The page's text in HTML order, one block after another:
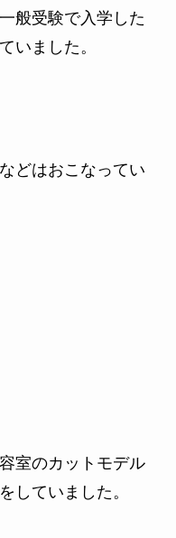
般受験で入学した
いました。
どはおこなってい
室のカットモデル
していました。